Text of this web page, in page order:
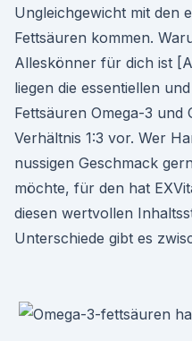
Ungleichgewicht mit den
Fettsäuren kommen.
Alleskönner für dich ist
liegen die essentiellen
Fettsäuren Omega-3 und
Verhältnis 1:3 vor. Wer
nussigen Geschmack
möchte, für den hat
diesen wertvollen
Unterschiede gibt es